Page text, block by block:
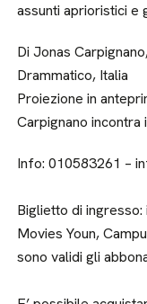
assunti aprioristici e
Di Jonas
Drammatico, Italia
Proiezione in
Carpignano incontra
Info: 010583261 –
Biglietto di
Movies Youn,
sono validi gli